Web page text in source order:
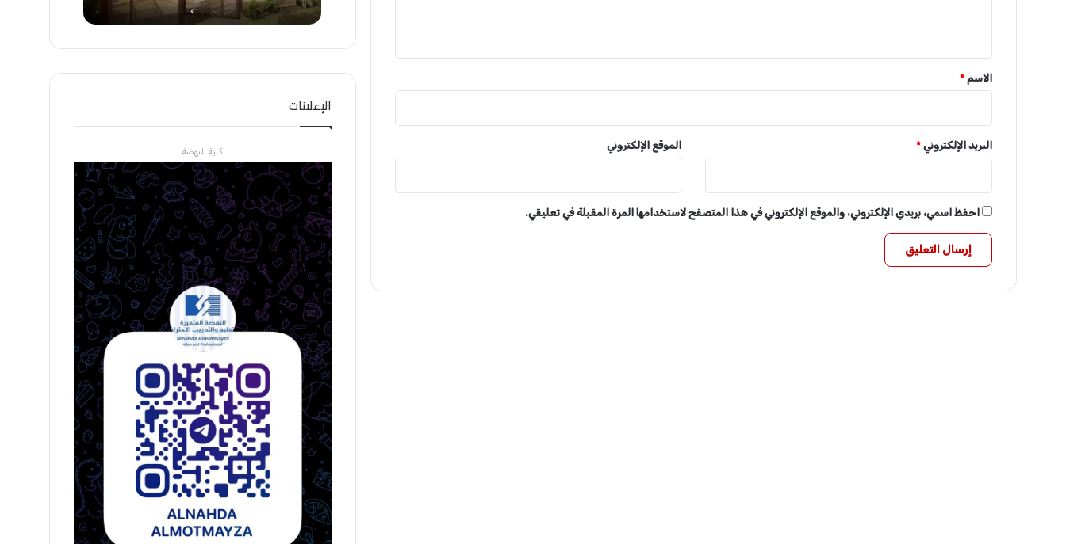
*الاسم *
البريد الإلكتروني * الموقع الإلكتروني
احفظ اسمي، بريدي الإلكتروني، والموقع الإلكتروني في هذا المتصفح لاستخدامها المرة المقبلة في تعليقي.
الإعلانات
كلية النهضة